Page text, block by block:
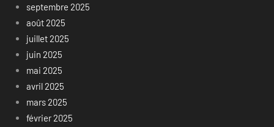
septembre 2025
août 2025
juillet 2025
juin 2025
mai 2025
avril 2025
mars 2025
février 2025